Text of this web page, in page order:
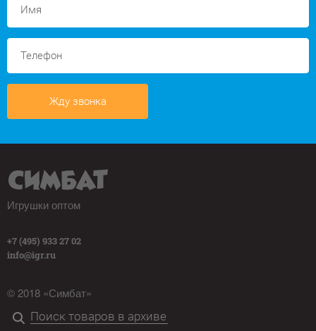
Жду звонка
Игрушки оптом
+7 (495) 933 27 02
info@igr.ru
© 2018 «Симбат»